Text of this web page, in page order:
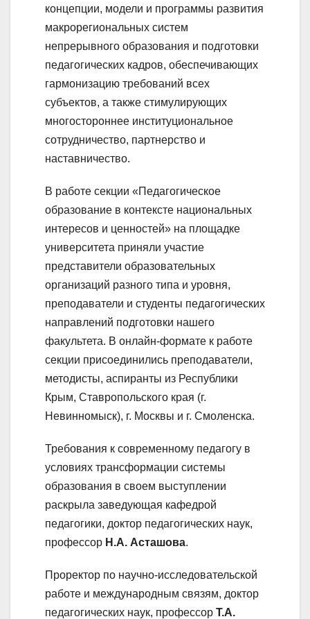
концепции, модели и программы развития
макрорегиональных систем
непрерывного образования и подготовки
педагогических кадров, обеспечивающих
гармонизацию требований всех
субъектов, а также стимулирующих
многостороннее институциональное
сотрудничество, партнерство и
наставничество.
В работе секции «Педагогическое
образование в контексте национальных
интересов и ценностей» на площадке
университета приняли участие
представители образовательных
организаций разного типа и уровня,
преподаватели и студенты педагогических
направлений подготовки нашего
факультета. В онлайн-формате к работе
секции присоединились преподаватели,
методисты, аспиранты из Республики
Крым, Ставропольского края (г.
Невинномыск), г. Москвы и г. Смоленска.
Требования к современному педагогу в
условиях трансформации системы
образования в своем выступлении
раскрыла заведующая кафедрой
педагогики, доктор педагогических наук,
профессор Н.А. Асташова.
Проректор по научно-исследовательской
работе и международным связям, доктор
педагогических наук, профессор Т.А.